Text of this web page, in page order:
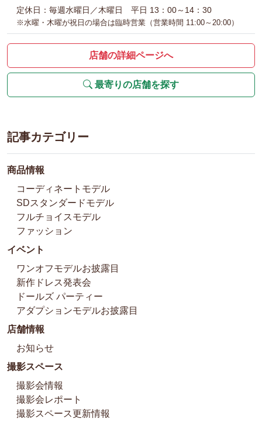
定休日：毎週水曜日／木曜日 平日 13：00～14：30
※水曜・木曜が祝日の場合は臨時営業（営業時間 11:00～20:00）
店舗の詳細ページへ
最寄りの店舗を探す
記事カテゴリー
商品情報
コーディネートモデル
SDスタンダードモデル
フルチョイスモデル
ファッション
イベント
ワンオフモデルお披露目
新作ドレス発表会
ドールズ パーティー
アダプションモデルお披露目
店舗情報
お知らせ
撮影スペース
撮影会情報
撮影会レポート
撮影スペース更新情報